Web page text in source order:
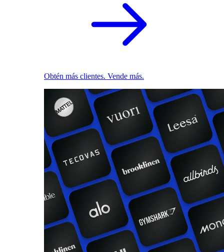
Obtén más clientes. Vende más.